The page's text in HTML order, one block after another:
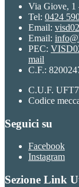
Via Giove, 1
Tel: 0424
Email:
Email:
PEC:
mail
C.F.:
C.U.F.
Codice
Seguici su
Facebook
Instagram
Sezione Link